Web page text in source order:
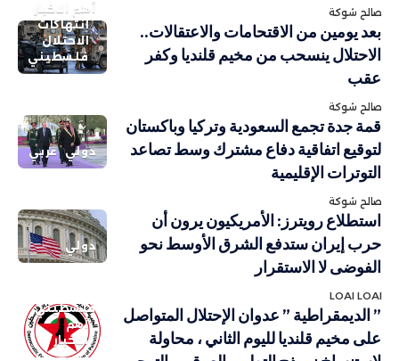
صالح شوكة
أهم الاخبار
انتهاكات
الاحتلال
فلسطيني
بعد يومين من الاقتحامات والاعتقالات..
الاحتلال ينسحب من مخيم قلنديا وكفر
عقب
صالح شوكة
دولي عربي
قمة جدة تجمع السعودية وتركيا وباكستان
لتوقيع اتفاقية دفاع مشترك وسط تصاعد
التوترات الإقليمية
صالح شوكة
دولي
استطلاع رويترز: الأمريكيون يرون أن
حرب إيران ستدفع الشرق الأوسط نحو
الفوضى لا الاستقرار
LOAI LOAI
فلسطيني
أهم
الاخبار
” الديمقراطية ” عدوان الإحتلال المتواصل
على مخيم قلنديا لليوم الثاني ، محاولة